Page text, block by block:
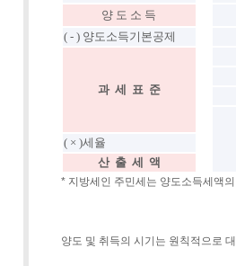
양 도 소 득
( - ) 양도소득기본공제
과 세 표 준
( × )세율
산 출 세 액
* 지방세인 주민세는 양도소득세액
양도 및 취득의 시기는 원칙적으로